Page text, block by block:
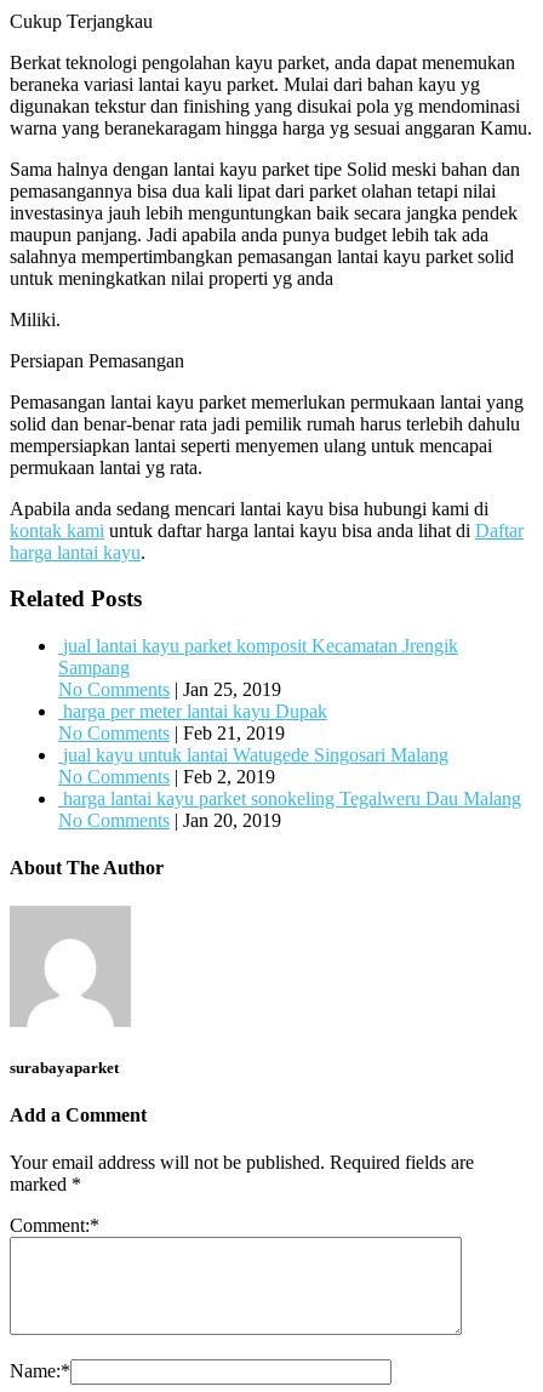
Cukup Terjangkau
Berkat teknologi pengolahan kayu parket, anda dapat menemukan
beraneka variasi lantai kayu parket. Mulai dari bahan kayu yg
digunakan tekstur dan finishing yang disukai pola yg mendominasi
warna yang beranekaragam hingga harga yg sesuai anggaran Kamu.
Sama halnya dengan lantai kayu parket tipe Solid meski bahan dan
pemasangannya bisa dua kali lipat dari parket olahan tetapi nilai
investasinya jauh lebih menguntungkan baik secara jangka pendek
maupun panjang. Jadi apabila anda punya budget lebih tak ada
salahnya mempertimbangkan pemasangan lantai kayu parket solid
untuk meningkatkan nilai properti yg anda
Miliki.
Persiapan Pemasangan
Pemasangan lantai kayu parket memerlukan permukaan lantai yang
solid dan benar-benar rata jadi pemilik rumah harus terlebih dahulu
mempersiapkan lantai seperti menyemen ulang untuk mencapai
permukaan lantai yg rata.
Apabila anda sedang mencari lantai kayu bisa hubungi kami di
kontak kami untuk daftar harga lantai kayu bisa anda lihat di Daftar
harga lantai kayu.
Related Posts
jual lantai kayu parket komposit Kecamatan Jrengik
Sampang
No Comments | Jan 25, 2019
harga per meter lantai kayu Dupak
No Comments | Feb 21, 2019
jual kayu untuk lantai Watugede Singosari Malang
No Comments | Feb 2, 2019
harga lantai kayu parket sonokeling Tegalweru Dau Malang
No Comments | Jan 20, 2019
About The Author
surabayaparket
Add a Comment
Your email address will not be published. Required fields are
marked *
Comment:*
Name:*